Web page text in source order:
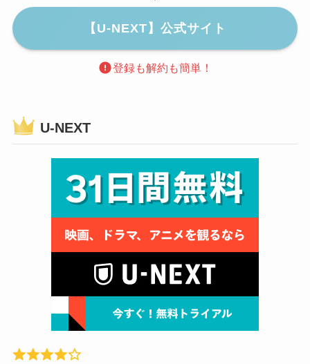
【U-NEXT】公式サイト
登録も解約も簡単！
U-NEXT